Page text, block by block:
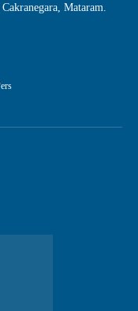
Mataram.